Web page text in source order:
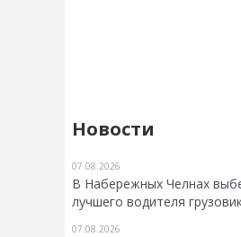
Новости
07.08.2026
В Набережных Челнах
лучшего водителя
07.08.2026